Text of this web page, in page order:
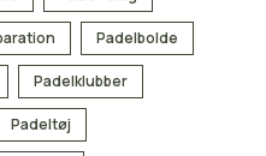
Padelbolde
Padelklubber
Padeltøj